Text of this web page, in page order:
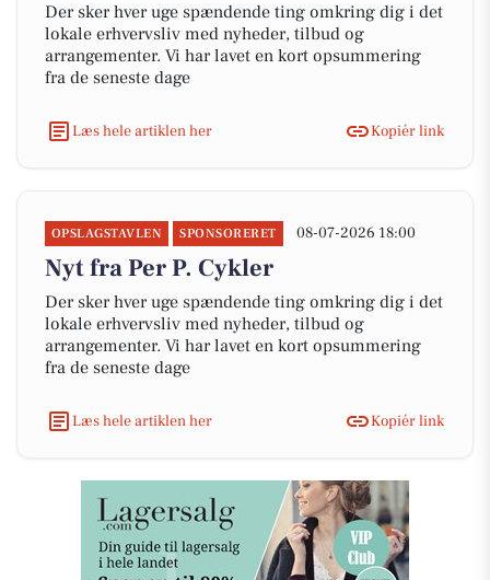
Der sker hver uge spændende ting omkring dig i det
lokale erhvervsliv med nyheder, tilbud og
arrangementer. Vi har lavet en kort opsummering
fra de seneste dage
Læs hele artiklen her Kopiér link
OPSLAGSTAVLEN SPONSORERET 08-07-2026 18:00
Nyt fra Per P. Cykler
Der sker hver uge spændende ting omkring dig i det
lokale erhvervsliv med nyheder, tilbud og
arrangementer. Vi har lavet en kort opsummering
fra de seneste dage
Læs hele artiklen her Kopiér link